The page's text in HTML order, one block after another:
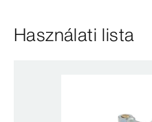
Használati lista